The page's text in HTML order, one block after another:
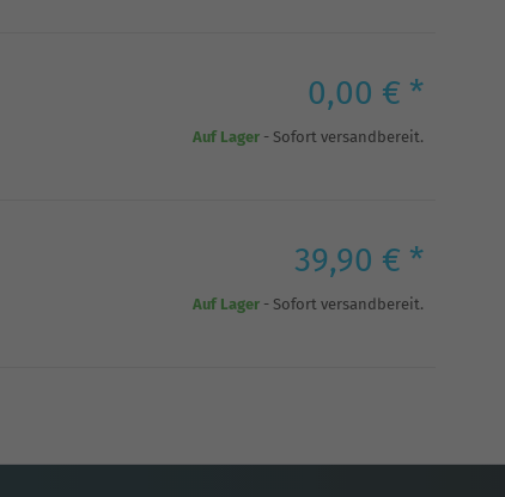
0,00 € *
Auf Lager - Sofort versandbereit.
39,90 € *
Auf Lager - Sofort versandbereit.